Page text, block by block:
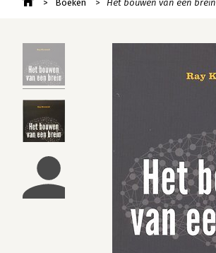
Boeken Het bouwen van een brein